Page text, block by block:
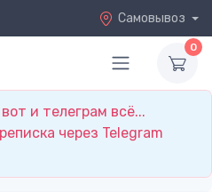
Самовывоз
0
и телеграм всё...
через Telegram